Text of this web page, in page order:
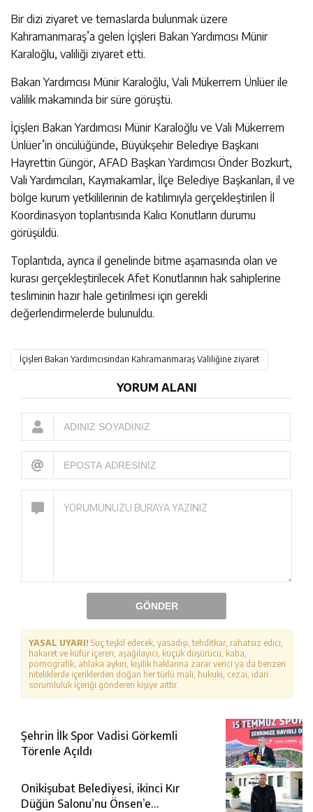
Bir dizi ziyaret ve temaslarda bulunmak üzere
Kahramanmaraş’a gelen İçişleri Bakan Yardımcısı Münir
Karaloğlu, valiliği ziyaret etti.
Bakan Yardımcısı Münir Karaloğlu, Vali Mükerrem Ünlüer ile
valilik makamında bir süre görüştü.
İçişleri Bakan Yardımcısı Münir Karaloğlu ve Vali Mükerrem
Ünlüer’in öncülüğünde, Büyükşehir Belediye Başkanı
Hayrettin Güngör, AFAD Başkan Yardımcısı Önder Bozkurt,
Vali Yardımcıları, Kaymakamlar, İlçe Belediye Başkanları, il ve
bölge kurum yetkililerinin de katılımıyla gerçekleştirilen İl
Koordinasyon toplantısında Kalıcı Konutların durumu
görüşüldü.
Toplantıda, ayrıca il genelinde bitme aşamasında olan ve
kurası gerçekleştirilecek Afet Konutlarının hak sahiplerine
tesliminin hazır hale getirilmesi için gerekli
değerlendirmelerde bulunuldu.
İçişleri Bakan Yardımcısından Kahramanmaraş Valiliğine ziyaret
YORUM ALANI
GÖNDER
YASAL UYARI! Suç teşkil edecek, yasadışı, tehditkar, rahatsız edici,
hakaret ve küfür içeren, aşağılayıcı, küçük düşürücü, kaba,
pornografik, ahlaka aykırı, kişilik haklarına zarar verici ya da benzeri
niteliklerde içeriklerden doğan her türlü mali, hukuki, cezai, idari
sorumluluk içeriği gönderen kişiye aittir.
Şehrin İlk Spor Vadisi Görkemli
Törenle Açıldı
Onikişubat Belediyesi, ikinci Kır
Düğün Salonu’nu Önsen’e